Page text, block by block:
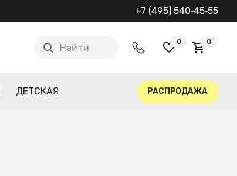
+7 (495) 540‑45‑55
Найти
0 0
ДЕТСКАЯ РАСПРОДАЖА